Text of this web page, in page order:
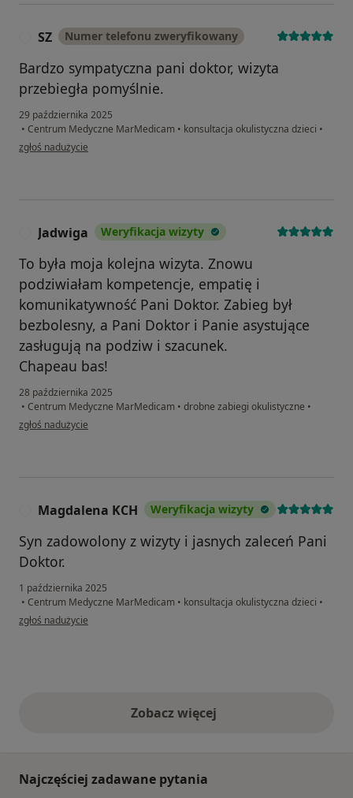
SZ Numer telefonu zweryfikowany
Bardzo sympatyczna pani doktor, wizyta
przebiegła pomyślnie.
29 października 2025
• Centrum Medyczne MarMedicam • konsultacja okulistyczna dzieci •
w opinii użytkownika SZ
zgłoś nadużycie
Jadwiga Weryfikacja wizyty
To była moja kolejna wizyta. Znowu
podziwiałam kompetencje, empatię i
komunikatywność Pani Doktor. Zabieg był
bezbolesny, a Pani Doktor i Panie asystujące
zasługują na podziw i szacunek.
Chapeau bas!
28 października 2025
• Centrum Medyczne MarMedicam • drobne zabiegi okulistyczne •
w opinii użytkownika Jadwiga
zgłoś nadużycie
Magdalena KCH Weryfikacja wizyty
Syn zadowolony z wizyty i jasnych zaleceń Pani
Doktor.
1 października 2025
• Centrum Medyczne MarMedicam • konsultacja okulistyczna dzieci •
w opinii użytkownika Magdalena KCH
zgłoś nadużycie
Zobacz więcejopinie powyżej
Najczęściej zadawane pytania